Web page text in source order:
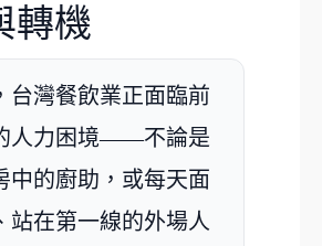
轉機
台灣餐飲業正面臨前
人力困境——不論是
中的廚助，或每天面
站在第一線的外場人